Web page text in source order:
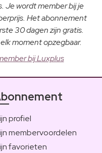
Je wordt member bij je
Het abonnement
30 dagen zijn gratis.
moment opzegbaar.
bij Luxplus
profiel
membervoordelen
favorieten